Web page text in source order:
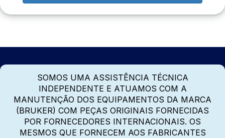
SOMOS UMA ASSISTÊNCIA TÉCNICA
INDEPENDENTE E ATUAMOS COM A
MANUTENÇÃO DOS EQUIPAMENTOS DA MARCA
(BRUKER) COM PEÇAS ORIGINAIS FORNECIDAS
POR FORNECEDORES INTERNACIONAIS. OS
MESMOS QUE FORNECEM AOS FABRICANTES